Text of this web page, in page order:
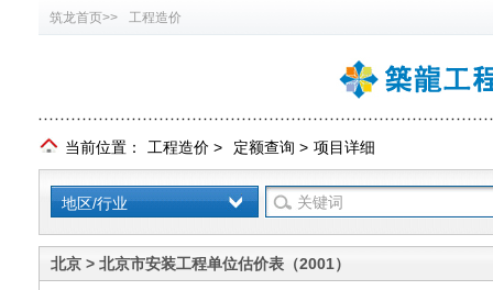
筑龙首页>> 工程造价
当前位置： 工程造价 > 定额查询 > 项目详细
地区/行业
北京 > 北京市安装工程单位估价表（2001）